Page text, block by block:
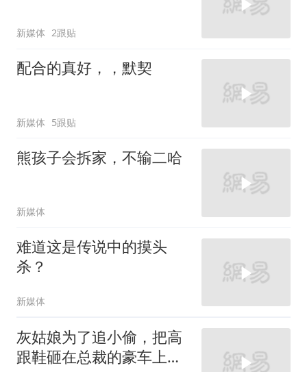
新媒体 2跟贴
配合的真好，，默契
新媒体 5跟贴
熊孩子会拆家，不输二哈
新媒体
难道这是传说中的摸头
杀？
新媒体
灰姑娘为了追小偷，把高
跟鞋砸在总裁的豪车上，